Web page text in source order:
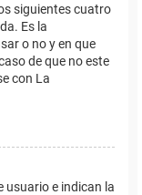
siguientes cuatro
Es la
o no y en que
de que no este
con La
usuario e indican la